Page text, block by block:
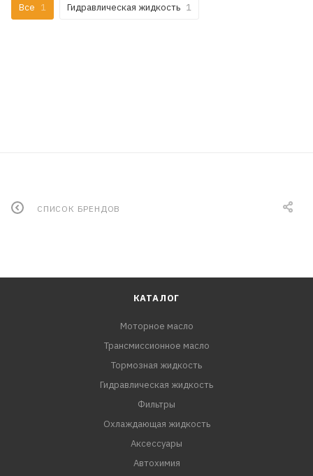
Все 1 Гидравлическая жидкость 1
СПИСОК БРЕНДОВ
КАТАЛОГ
Моторное масло
Трансмиссионное масло
Тормозная жидкость
Гидравлическая жидкость
Фильтры
Охлаждающая жидкость
Аксессуары
Автохимия